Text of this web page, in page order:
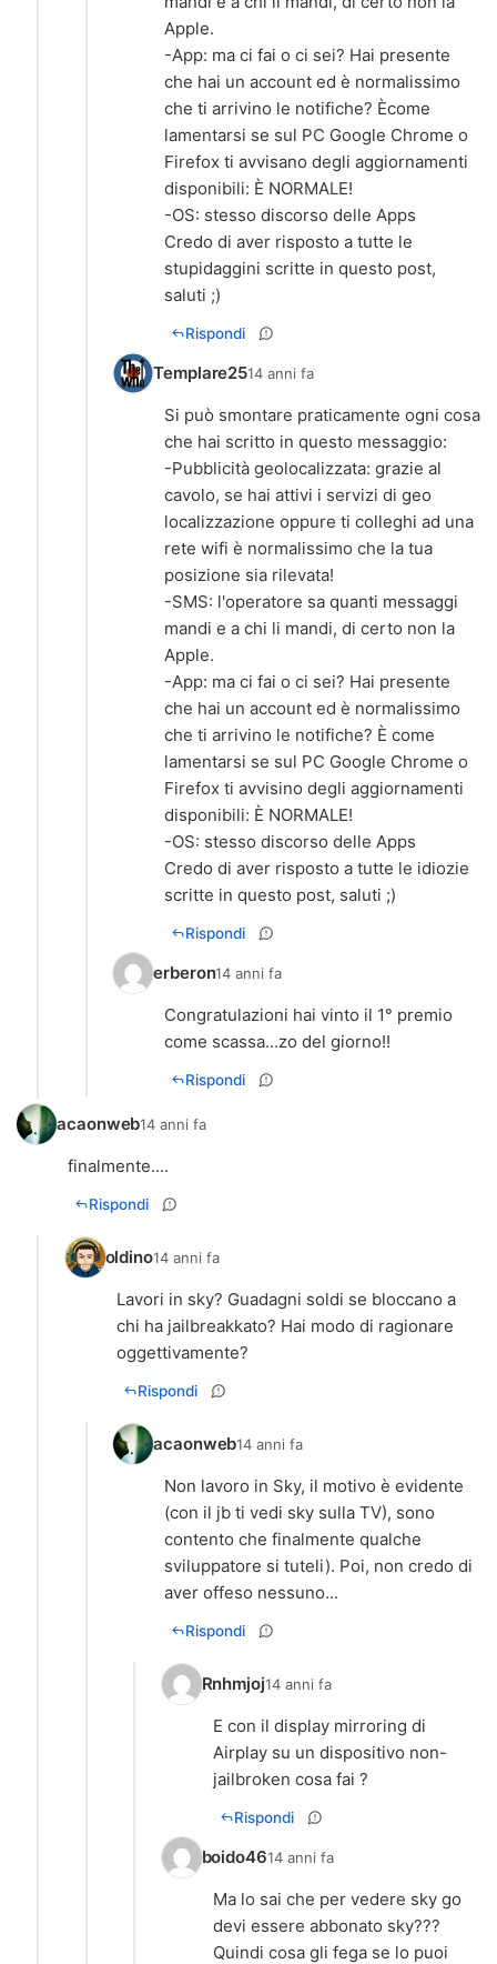
Apple.
-App: ma ci fai o ci sei? Hai presente
che hai un account ed è normalissimo
che ti arrivino le notifiche? Ècome
lamentarsi se sul PC Google Chrome o
Firefox ti avvisano degli aggiornamenti
disponibili: È NORMALE!
-OS: stesso discorso delle Apps
Credo di aver risposto a tutte le
stupidaggini scritte in questo post,
saluti ;)
Rispondi
Templare2514 anni fa
Si può smontare praticamente ogni cosa
che hai scritto in questo messaggio:
-Pubblicità geolocalizzata: grazie al
cavolo, se hai attivi i servizi di geo
localizzazione oppure ti colleghi ad una
rete wifi è normalissimo che la tua
posizione sia rilevata!
-SMS: l'operatore sa quanti messaggi
mandi e a chi li mandi, di certo non la
Apple.
-App: ma ci fai o ci sei? Hai presente
che hai un account ed è normalissimo
che ti arrivino le notifiche? È come
lamentarsi se sul PC Google Chrome o
Firefox ti avvisino degli aggiornamenti
disponibili: È NORMALE!
-OS: stesso discorso delle Apps
Credo di aver risposto a tutte le idiozie
scritte in questo post, saluti ;)
Rispondi
erberon14 anni fa
Congratulazioni hai vinto il 1° premio
come scassa...zo del giorno!!
Rispondi
acaonweb14 anni fa
finalmente....
Rispondi
oldino14 anni fa
Lavori in sky? Guadagni soldi se bloccano a
chi ha jailbreakkato? Hai modo di ragionare
oggettivamente?
Rispondi
acaonweb14 anni fa
Non lavoro in Sky, il motivo è evidente
(con il jb ti vedi sky sulla TV), sono
contento che finalmente qualche
sviluppatore si tuteli). Poi, non credo di
aver offeso nessuno...
Rispondi
Rnhmjoj14 anni fa
E con il display mirroring di
Airplay su un dispositivo non-
jailbroken cosa fai ?
Rispondi
boido4614 anni fa
Ma lo sai che per vedere sky go
devi essere abbonato sky???
Quindi cosa gli fega se lo puoi